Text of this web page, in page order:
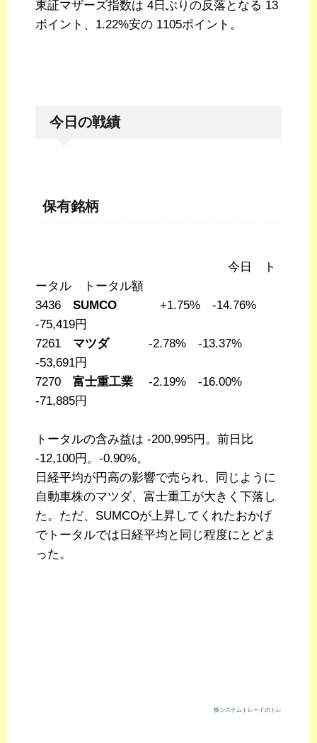
東証マザーズ指数は 4日ぶりの反落となる 13
ポイント、1.22%安の 1105ポイント。
今日の戦績
保有銘柄
今日 ト
ータル トータル額
3436 SUMCO +1.75% -14.76%
-75,419円
7261 マツダ-2.78% -13.37%
-53,691円
7270 富士重工業 -2.19% -16.00%
-71,885円
トータルの含み益は -200,995円。前日比
-12,100円。-0.90%。
日経平均が円高の影響で売られ、同じように
自動車株のマツダ、富士重工が大きく下落し
た。ただ、SUMCOが上昇してくれたおかげ
でトータルでは日経平均と同じ程度にとどま
った。
株システムトレードのトレジスタ・ス